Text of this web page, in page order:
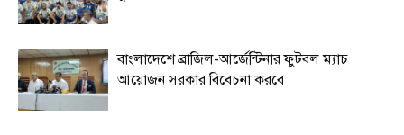
বাংলাদেশে ব্রাজিল-আর্জেন্টিনার ফুটবল ম্যাচ
আয়োজন সরকার বিবেচনা করবে